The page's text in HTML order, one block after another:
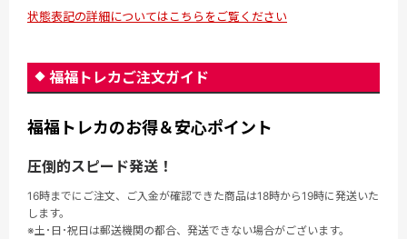
状態表記の詳細についてはこちらをご覧ください
福福トレカご注文ガイド
福福トレカのお得＆安心ポイント
圧倒的スピード発送！
16時までにご注文、ご入金が確認できた商品は18時から19時に発送いた
します。
※土･日･祝日は郵送機関の都合、発送できない場合がございます。